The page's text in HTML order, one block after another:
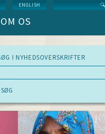
ENGLISH
OM OS
I NYHEDSOVERSKRIFTER